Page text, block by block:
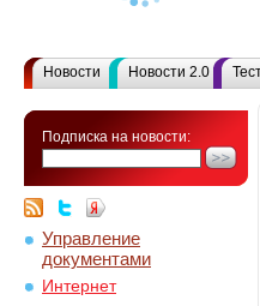
Новости Новости 2.0
Подписка на новости:
Управление
документами
Интернет